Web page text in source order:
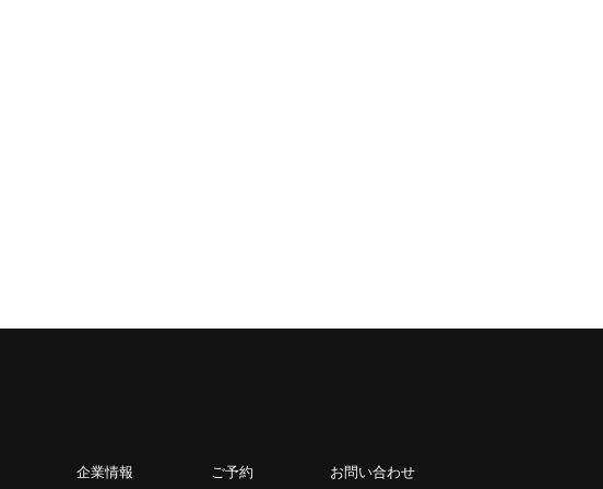
企業情報 ご予約 お問い合わせ